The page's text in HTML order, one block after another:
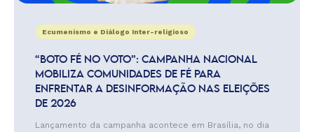
Ecumenismo e Diálogo Inter-religioso
“BOTO FÉ NO VOTO”: CAMPANHA NACIONAL
MOBILIZA COMUNIDADES DE FÉ PARA
ENFRENTAR A DESINFORMAÇÃO NAS ELEIÇÕES
DE 2026
Lançamento da campanha acontece em Brasília, no dia